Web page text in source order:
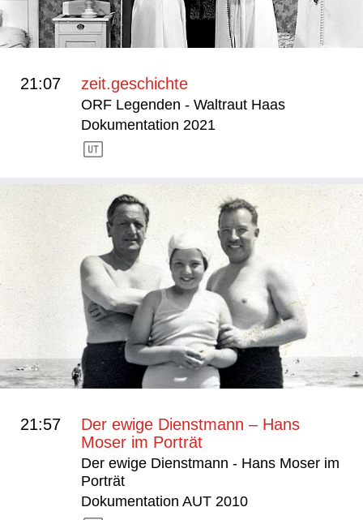
21:07 zeit.geschichte
ORF Legenden - Waltraut Haas
Dokumentation 2021
21:57
Der ewige Dienstmann – Hans
Moser im Porträt
Der ewige Dienstmann - Hans Moser im
Porträt
Dokumentation AUT 2010